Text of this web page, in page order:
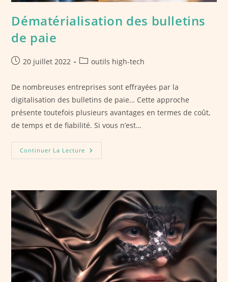
Dématérialisation des bulletins
de paie
Publication
20 juillet 2022
Postoutils high-tech
De nombreuses entreprises sont effrayées par la
digitalisation des bulletins de paie… Cette approche
présente toutefois plusieurs avantages en termes de coût,
de temps et de fiabilité. Si vous n’est…
Continuer La Lecture Dématérialisation
Des